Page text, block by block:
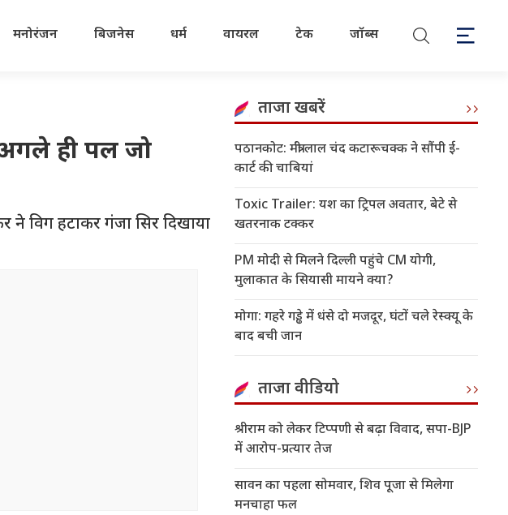
मनोरंजन बिजनेस धर्म वायरल टेक जॉब्स
ही पल जो
ने विग हटाकर गंजा सिर दिखाया
ताजा खबरें
पठानकोट: मंत्री लाल चंद कटारूचक्क ने सौंपी ई-
कार्ट की चाबियां
Toxic Trailer: यश का ट्रिपल अवतार, बेटे से
खतरनाक टक्कर
PM मोदी से मिलने दिल्ली पहुंचे CM योगी,
मुलाकात के सियासी मायने क्या?
मोगा: गहरे गड्ढे में धंसे दो मजदूर, घंटों चले रेस्क्यू के
बाद बची जान
ताजा वीडियो
श्रीराम को लेकर टिप्पणी से बढ़ा विवाद, सपा-BJP
में आरोप-प्रत्यार तेज
सावन का पहला सोमवार, शिव पूजा से मिलेगा
मनचाहा फल